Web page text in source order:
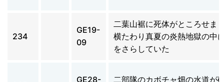
234
GE19-
09
二葉山裾に死体がところせま
横たわり真夏の炎熱地獄の中
をさらしていた
GE28-
二部隊のカボチャ畑の水道が